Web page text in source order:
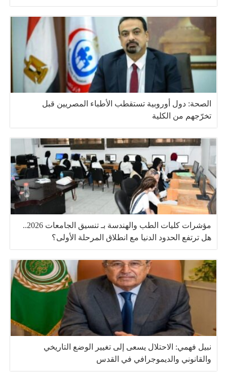
الصحة: دول أوروبية تستقطب الأطباء المصريين قبل
تخرّجهم من الكلية
مؤشرات كليات الطب والهندسة بـ تنسيق الجامعات 2026..
هل ترتفع الحدود الدنيا مع انطلاق المرحلة الأولى؟
نبيل فهمي: الاحتلال يسعى إلى تغيير الوضع التاريخي
والقانوني والديموجرافي في القدس